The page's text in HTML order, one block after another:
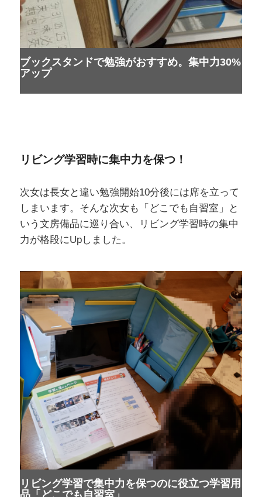
ブックスタンドで勉強がおすすめ。集中力30%
アップ
リビング学習時に集中力を保つ！
次女は長女と違い勉強開始10分後には席を立って
しまいます。そんな次女も「どこでも自習室」と
いう文房備品に巡り合い、リビング学習時の集中
力が格段にUpしました。
リビング学習で集中力を保つのに役立つ学習用
品「どこでも自習室」